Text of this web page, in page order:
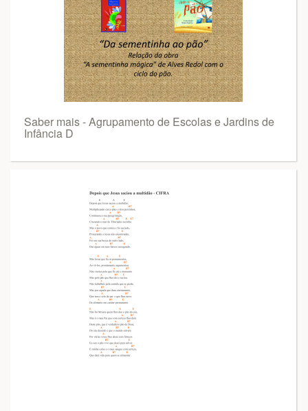
Saber mais - Agrupamento de Escolas e Jardins de
Infância D